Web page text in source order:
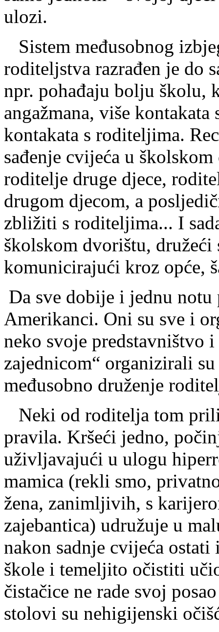
ulozi.
Sistem međusobnog
roditeljstva razrađen je do
npr. pohađaju bolju školu,
angažmana, više
kontakata s roditeljima.
sađenje cvijeća u
roditelje druge djece,
drugom djecom, a
zbližiti s roditeljima... I
školskom dvorištu,
komunicirajući kroz opće,
Da sve dobije i jednu
Amerikanci. Oni su sve i
neko svoje predstavništvo
zajednicom“ organizirali
međusobno druženje
Neki od roditelja tom
pravila. Kršeći jedno,
uživljavajući u ulogu
mamica (rekli smo,
žena, zanimljivih, s
zajebantica) udružuje u
nakon sadnje cvijeća
škole i temeljito očistiti
čistačice ne rade svoj
stolovi su nehigijenski